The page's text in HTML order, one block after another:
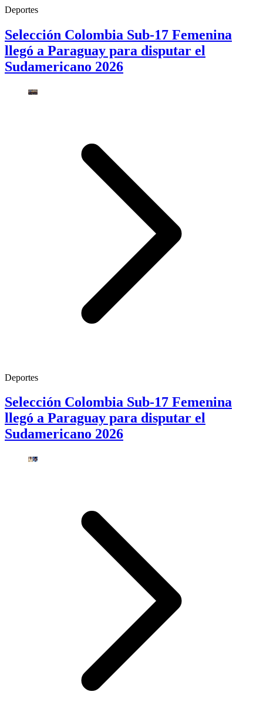
Deportes
Selección Colombia Sub-17 Femenina
llegó a Paraguay para disputar el
Sudamericano 2026
Deportes
Selección Colombia Sub-17 Femenina
llegó a Paraguay para disputar el
Sudamericano 2026